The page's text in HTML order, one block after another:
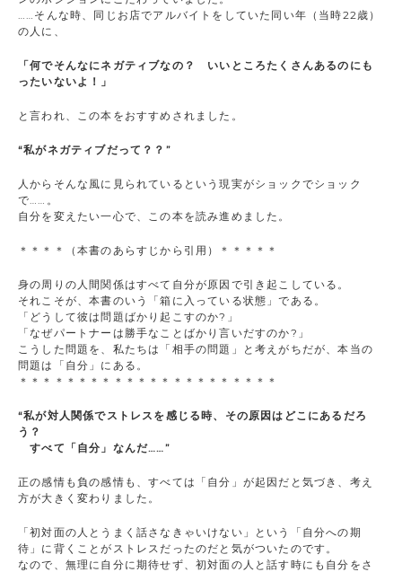
……そんな時、同じお店でアルバイトをしていた同い年（当時22歳）
の人に、
「何でそんなにネガティブなの？ いいところたくさんあるのにも
ったいないよ！」
と言われ、この本をおすすめされました。
“私がネガティブだって？？ ”
人からそんな風に見られているという現実がショックでショック
で……。
自分を変えたい一心で、この本を読み進めました。
＊＊＊＊（本書のあらすじから引用）＊＊＊＊＊
身の周りの人間関係はすべて自分が原因で引き起こしている。
それこそが、本書のいう「箱に入っている状態」である。
「どうして彼は問題ばかり起こすのか?」
「なぜパートナーは勝手なことばかり言いだすのか?」
こうした問題を、私たちは「相手の問題」と考えがちだが、本当の
問題は「自分」にある。
＊＊＊＊＊＊＊＊＊＊＊＊＊＊＊＊＊＊＊＊＊＊
“私が対人関係でストレスを感じる時、その原因はどこにあるだろ
う？
すべて「自分」なんだ…… ”
正の感情も負の感情も、すべては「自分」が起因だと気づき、考え
方が大きく変わりました。
「初対面の人とうまく話さなきゃいけない」という「自分への期
待」に背くことがストレスだったのだと気がついたのです。
なので、無理に自分に期待せず、初対面の人と話す時にも自分をさ